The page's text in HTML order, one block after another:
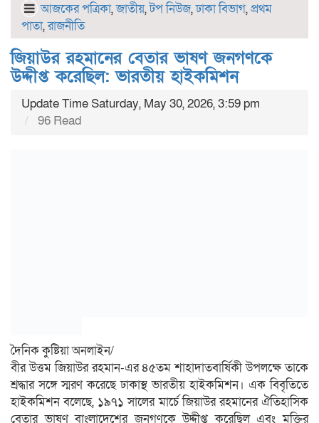
আজকের পত্রিকা,জাতীয়,টপ নিউজ,ঢাকা বিভাগ,প্রথম
পাতা,রাজনীতি
জিয়াউর রহমানের বেতার ভাষণ জনগণকে
উদ্দীপ্ত করেছিল: ভারতীয় হাইকমিশন
Update Time Saturday, May 30, 2026, 3:59 pm
96 Read
দৈনিক কুষ্টিয়া অনলাইন/
বীর উত্তম জিয়াউর রহমান-এর ৪৫তম শাহাদাতবার্ষিকী উপলক্ষে তাকে
শ্রদ্ধার সঙ্গে স্মরণ করেছে ঢাকাস্থ ভারতীয় হাইকমিশন। এক বিবৃতিতে
হাইকমিশন বলেছে, ১৯৭১ সালের মার্চে জিয়াউর রহমানের ঐতিহাসিক
বেতার ভাষণ বাংলাদেশের জনগণকে উদ্দীপ্ত করেছিল এবং মুক্তির